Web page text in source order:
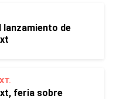
lanzamiento de
feria sobre